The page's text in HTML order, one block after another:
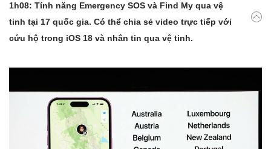
1h08: Tính năng Emergency SOS và Find My qua vệ
tinh tại 17 quốc gia. Có thể chia sẻ video trực tiếp với
cứu hộ trong iOS 18 và nhắn tin qua vệ tinh.